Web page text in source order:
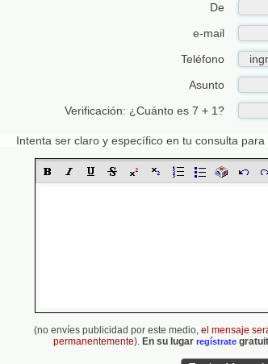
De
e-mail
Teléfono
Asunto
Verificación: ¿Cuánto es 7 + 1?
Intenta ser claro y específico en tu consulta
(no envíes publicidad por este medio, el mensaje
permanentemente). En su lugar regístrate